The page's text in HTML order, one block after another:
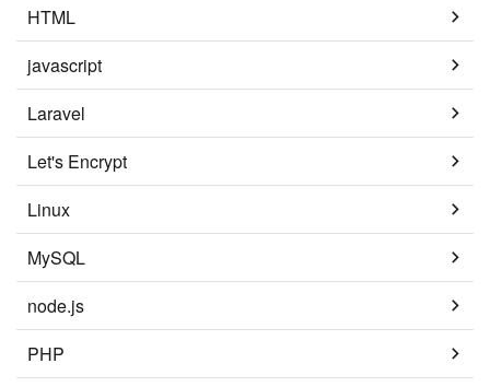
HTML
javascript
Laravel
Let's Encrypt
Linux
MySQL
node.js
PHP